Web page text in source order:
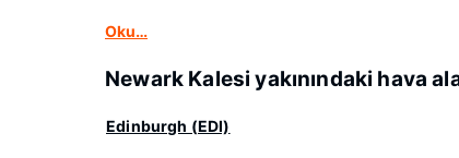
Oku…
Newark Kalesi yakınındaki hava
Edinburgh (EDI)